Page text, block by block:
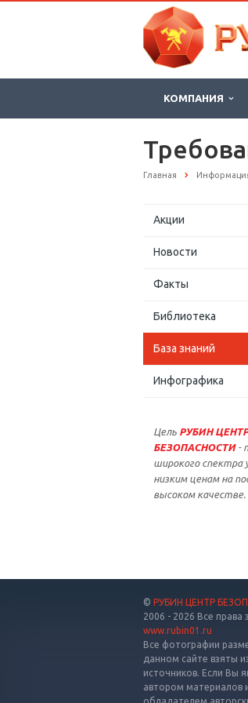
КОМПАНИЯ
Главная
Акции
Новости
Факты
Библиотека
База знаний
Инфографика
Цель РУБИН ЦЕНТР
БЕЗОПАСНОСТИ -
широкого спектра
низким ценам на
высоком качестве.
© РУБИН ЦЕНТР
2006 - 2026 Все
www.rubin01.ru
Все фотографии
данном сайте взяты
источников. Если Вы
автором материалов